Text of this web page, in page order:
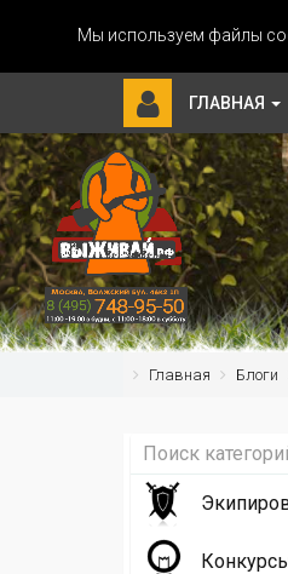
Мы используем файлы
ГЛАВНАЯ
Главная Блоги